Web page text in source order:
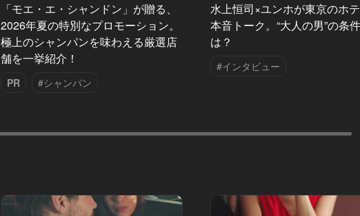
「モエ・エ・シャンドン」が贈る、
2026年夏の特別なプロモーション。
極上のシャンパンを味わえる厳選店
舗を一挙紹介！
PR #シャンパン
水上恒司×ユンホが東京のホ
本音トーク。“大人の男”の条
は？
#インタビュー